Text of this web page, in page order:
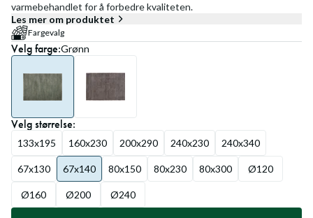
varmebehandlet for å forbedre kvaliteten.
Les mer om produktet
Fargevalg
Velgfarge:Grønn
Velgstørrelse:
133x195 160x230 200x290 240x230 240x340
67x130 67x140 80x150 80x230 80x300 Ø120
Ø160 Ø200 Ø240